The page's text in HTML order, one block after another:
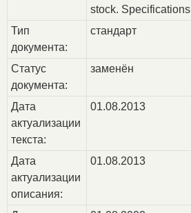
stock. Specifications
Тип
документа:
стандарт
Статус
документа:
заменён
Дата
актуализации
текста:
01.08.2013
Дата
актуализации
описания:
01.08.2013